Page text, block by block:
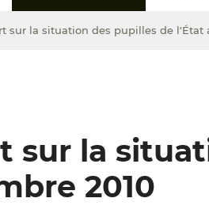
sur la situation des pupilles de l'État
sur la
2010